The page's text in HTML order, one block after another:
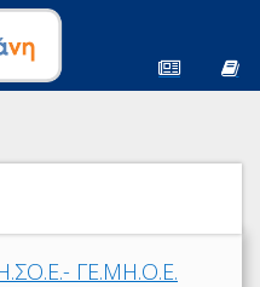
ΓΕ.ΜΗ.Ο.Ε.